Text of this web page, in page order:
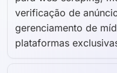
verificação de
gerenciamento de
plataformas